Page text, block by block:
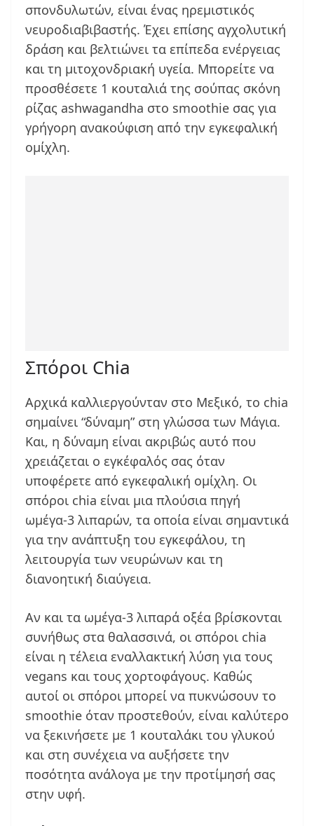
σπονδυλωτών, είναι ένας ηρεμιστικός
νευροδιαβιβαστής. Έχει επίσης αγχολυτική
δράση και βελτιώνει τα επίπεδα ενέργειας
και τη μιτοχονδριακή υγεία. Μπορείτε να
προσθέσετε 1 κουταλιά της σούπας σκόνη
ρίζας ashwagandha στο smoothie σας για
γρήγορη ανακούφιση από την εγκεφαλική
ομίχλη.
Σπόροι Chia
Αρχικά καλλιεργούνταν στο Μεξικό, το chia
σημαίνει “δύναμη” στη γλώσσα των Μάγια.
Και, η δύναμη είναι ακριβώς αυτό που
χρειάζεται ο εγκέφαλός σας όταν
υποφέρετε από εγκεφαλική ομίχλη. Οι
σπόροι chia είναι μια πλούσια πηγή
ωμέγα-3 λιπαρών, τα οποία είναι σημαντικά
για την ανάπτυξη του εγκεφάλου, τη
λειτουργία των νευρώνων και τη
διανοητική διαύγεια.
Αν και τα ωμέγα-3 λιπαρά οξέα βρίσκονται
συνήθως στα θαλασσινά, οι σπόροι chia
είναι η τέλεια εναλλακτική λύση για τους
vegans και τους χορτοφάγους. Καθώς
αυτοί οι σπόροι μπορεί να πυκνώσουν το
smoothie όταν προστεθούν, είναι καλύτερο
να ξεκινήσετε με 1 κουταλάκι του γλυκού
και στη συνέχεια να αυξήσετε την
ποσότητα ανάλογα με την προτίμησή σας
στην υφή.